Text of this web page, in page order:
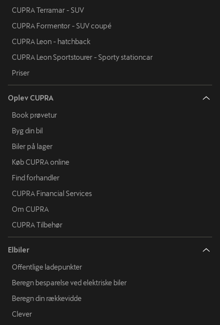
CUPRA Terramar - SUV
CUPRA Formentor - SUV coupé
CUPRA Leon - hatchback
CUPRA Leon Sportstourer - Sporty stationcar
Priser
Oplev CUPRA
Book prøvetur
Byg din bil
Biler på lager
Køb CUPRA online
Find forhandler
CUPRA Financial Services
Om CUPRA
CUPRA Tilbehør
Elbiler
Offentlige ladepunkter
Beregn besparelse ved elektriske biler
Beregn din rækkevidde
Clever